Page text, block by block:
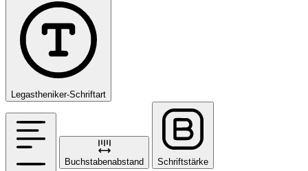
Legastheniker-Schriftart
Buchstabenabstand Schriftstärke